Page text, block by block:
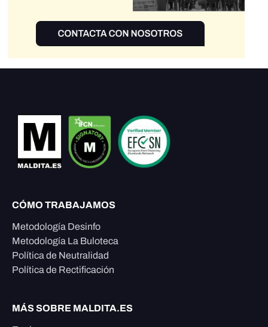
CÓMO TRABAJAMOS
Metodología Desinfo
Metodología La Buloteca
Política de Neutralidad
Política de Rectificación
MÁS SOBRE MALDITA.ES